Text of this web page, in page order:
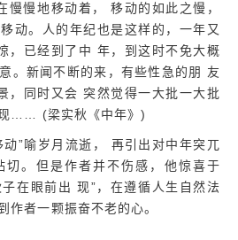
慢慢地移动着， 移动的如此之慢，
动。人的年纪也是这样的，一年又
，已经到了中 年，到这时不免大概
。新闻不断的来，有些性急的朋 友
，同时又会 突然觉得一大批一大批
…… (梁实秋《中年》)
动”喻岁月流逝， 再引出对中年突兀
切。但是作者并不伤感，他惊喜于
在眼前出 现”，在遵循人生自然法
作者一颗振奋不老的心。